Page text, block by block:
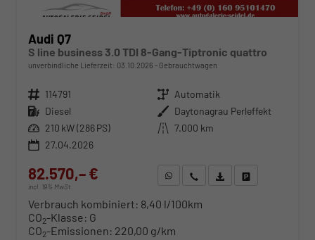
Audi Q7
S line business 3.0 TDI 8-Gang-Tiptronic quattro
unverbindliche Lieferzeit: 03.10.2026 Gebrauchtwagen
Fahrzeugnr. 114791 Getriebe Automatik
Kraftstoff Diesel Außenfarbe Daytonagrau Perleffekt
Leistung 210 kW (286 PS) Kilometerstand 7.000 km
27.04.2026
82.570,– €
incl. 19% MwSt.
WhatsApp anfragen
Wir rufen Sie anFahrzeugexposé (PDF)
Verbrauch kombiniert: 8,40 l/100km
CO2-Klasse: G
CO2-Emissionen: 220,00 g/km